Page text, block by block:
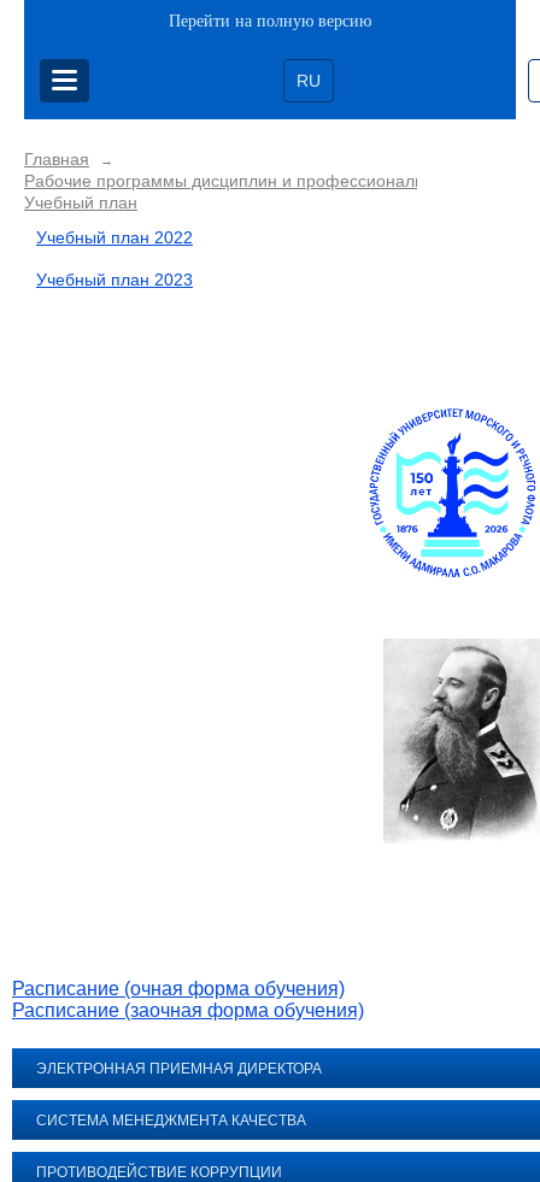
Перейти на полную версию
RU
Главная →
Рабочие программы дисциплин и профессиональных модулей
Учебный план
Учебный план 2022
Учебный план 2023
Расписание (очная форма обучения)
Расписание (заочная форма обучения)
ЭЛЕКТРОННАЯ ПРИЕМНАЯ ДИРЕКТОРА
СИСТЕМА МЕНЕДЖМЕНТА КАЧЕСТВА
ПРОТИВОДЕЙСТВИЕ КОРРУПЦИИ